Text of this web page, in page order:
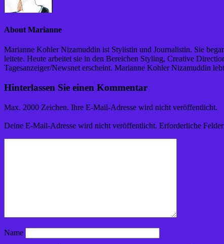
About Marianne
Marianne Kohler Nizamuddin ist Stylistin und Journalistin. Sie
leitete. Heute arbeitet sie in den Bereichen Styling, Creative
Tagesanzeiger/Newsnet erscheint. Marianne Kohler Nizamuddin
Hinterlassen Sie einen Kommentar
Max. 2000 Zeichen. Ihre E-Mail-Adresse wird nicht veröffentlicht.
Deine E-Mail-Adresse wird nicht veröffentlicht. Erforderliche
Name